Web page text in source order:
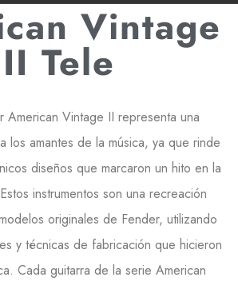
Vintage
II Tele
American Vintage II representa una
los amantes de la música, ya que rinde
diseños que marcaron un hito en la
instrumentos son una recreación
originales de Fender, utilizando
y técnicas de fabricación que hicieron
Cada guitarra de la serie American